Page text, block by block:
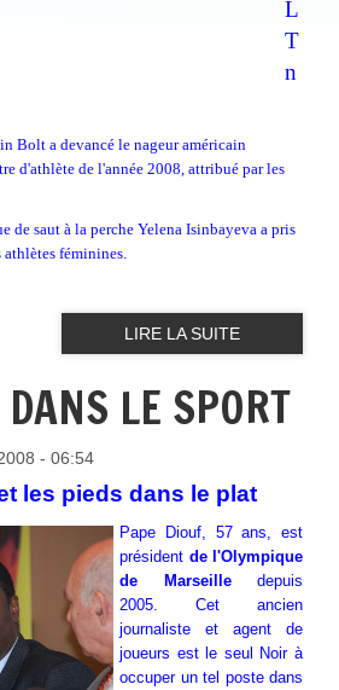
L
T
n
Bolt a devancé le nageur américain
d'athlète de l'année 2008, attribué par les
de saut à la perche Yelena Isinbayeva a pris
féminines.
LIRE LA SUITE
LE SPORT
- 06:54
les pieds dans le plat
Pape Diouf, 57 ans, est
président de l'Olympique
de Marseilledepuis
2005. Cet ancien
journaliste et agent de
joueurs est le seul Noir à
occuper un tel poste dans